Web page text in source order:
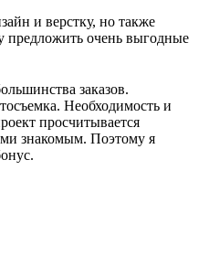
и верстку, но также
предложить очень выгодные
заказов.
Необходимость и
просчитывается
знакомым. Поэтому я